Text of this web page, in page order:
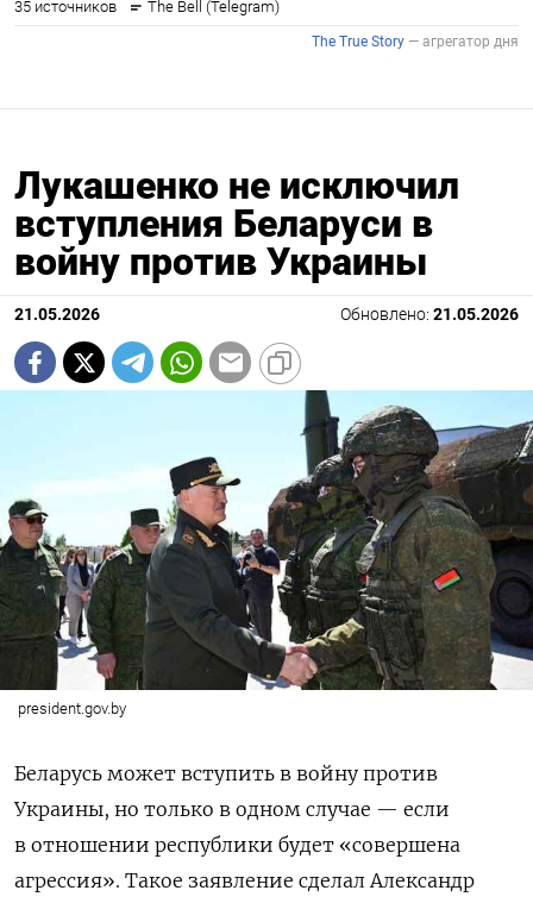
Лукашенко не исключил
вступления Беларуси в
войну против Украины
21.05.2026 Обновлено: 21.05.2026
president.gov.by
Беларусь может вступить в войну против
Украины, но только в одном случае — если
в отношении республики будет «совершена
агрессия». Такое заявление сделал Александр